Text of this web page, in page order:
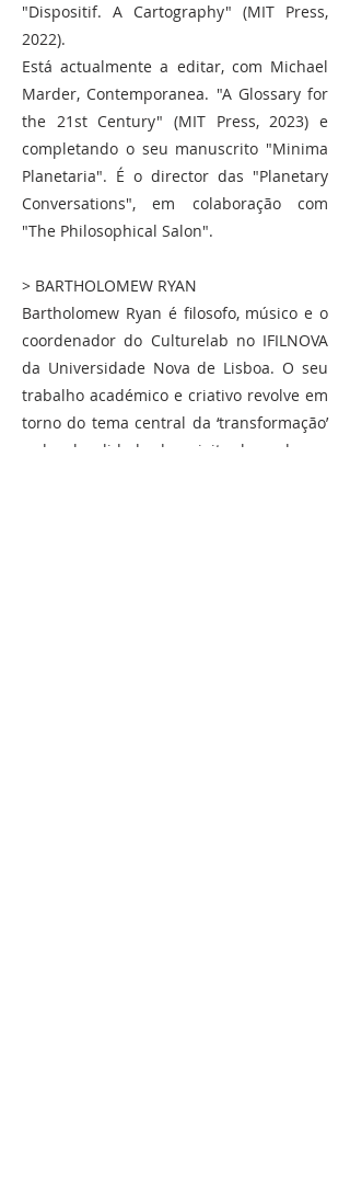
"Dispositif. A Cartography" (MIT Press,
2022).
Está actualmente a editar, com Michael
Marder, Contemporanea. "A Glossary for
the 21st Century" (MIT Press, 2023) e
completando o seu manuscrito "Minima
Planetaria". É o director das "Planetary
Conversations", em colaboração com
"The Philosophical Salon".
> BARTHOLOMEW RYAN
Bartholomew Ryan é filosofo, músico e o
coordenador do Culturelab no IFILNOVA
da Universidade Nova de Lisboa. O seu
trabalho académico e criativo revolve em
torno do tema central da ‘transformação’
e da pluralidade do sujeito, levando em